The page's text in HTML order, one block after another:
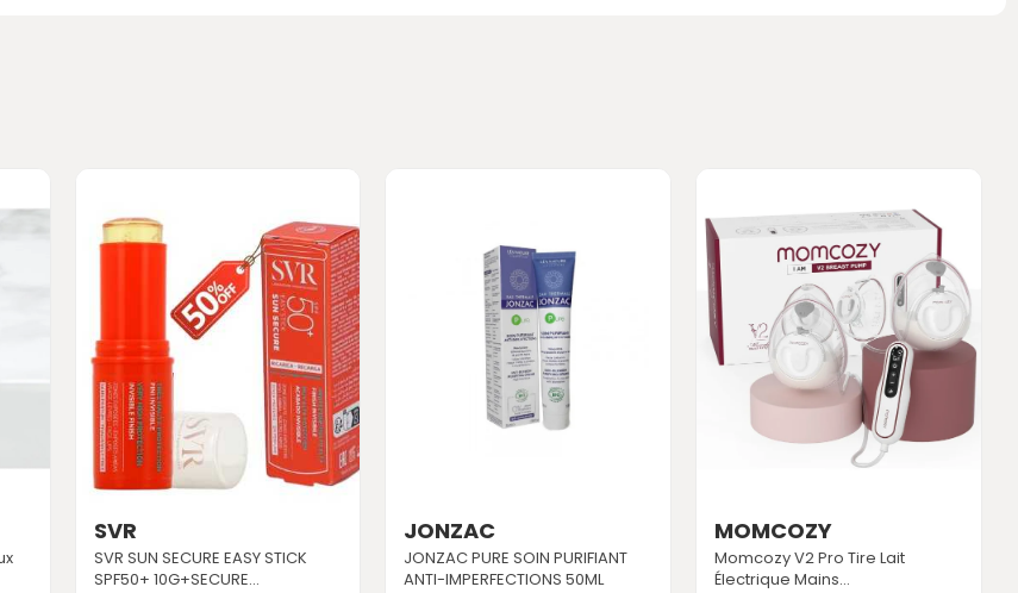
SVR
SVR SUN SECURE EASY STICK
SPF50+ 10G+SECURE...
JONZAC
JONZAC PURE SOIN PURIFIANT
ANTI-IMPERFECTIONS 50ML
MOMCOZY
Momcozy V2 Pro Tire Lait
Électrique Mains...